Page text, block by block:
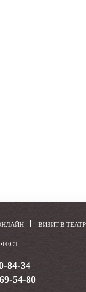
ВИЗИТ В ТЕАТР
84-34
54-80